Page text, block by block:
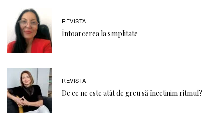
REVISTA
Întoarcerea la simplitate
REVISTA
De ce ne este atât de greu să încetinim ritmul?